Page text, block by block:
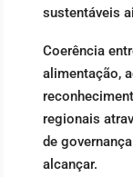
sustentáveis
Coerência
alimentação,
regionais
de
alcançar.